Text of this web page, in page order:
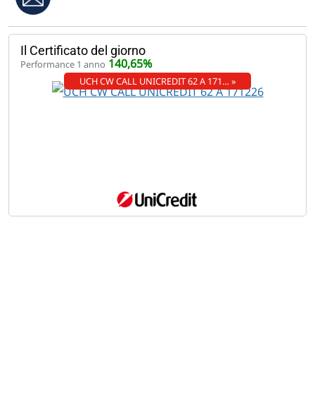
Il Certificato del giorno
Performance 1 anno 140,65%
UCH CW CALL UNICREDIT 62 A 171… »